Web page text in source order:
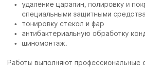
удаление царапин, полировку и
специальными защитными
тонировку стекол и фар
антибактериальную обработку
шиномонтаж.
Работы выполняют профессиональные